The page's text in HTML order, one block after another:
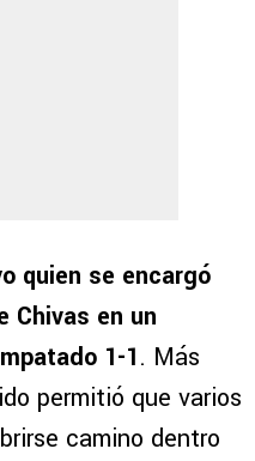
quien se encargó
Chivas en un
1-1. Más
permitió que varios
camino dentro